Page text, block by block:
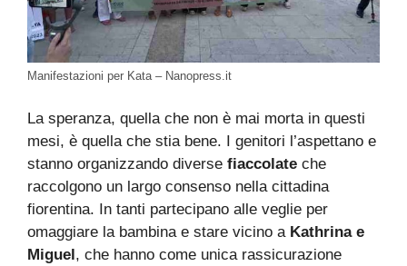
Manifestazioni per Kata – Nanopress.it
La speranza, quella che non è mai morta in questi
mesi, è quella che stia bene. I genitori l’aspettano e
stanno organizzando diverse fiaccolate che
raccolgono un largo consenso nella cittadina
fiorentina. In tanti partecipano alle veglie per
omaggiare la bambina e stare vicino a Kathrina e
Miguel, che hanno come unica rassicurazione